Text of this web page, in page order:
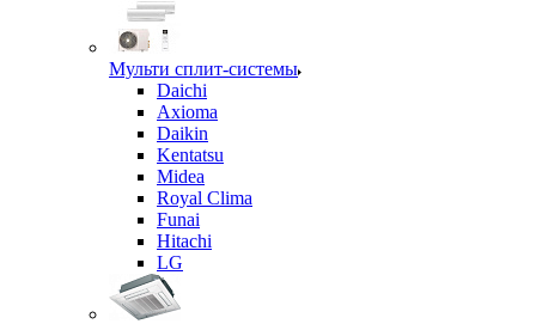
Мульти сплит-системы
Daichi
Axioma
Daikin
Kentatsu
Midea
Royal Clima
Funai
Hitachi
LG